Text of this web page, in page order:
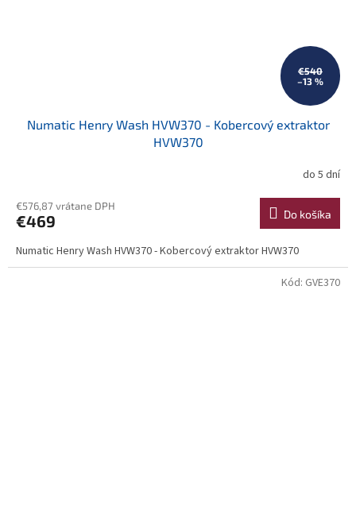
€540
–13 %
Numatic Henry Wash HVW370 - Kobercový extraktor
HVW370
do 5 dní
€576,87 vrátane DPH
€469 Do košíka
Numatic Henry Wash HVW370 - Kobercový extraktor HVW370
Kód: GVE370